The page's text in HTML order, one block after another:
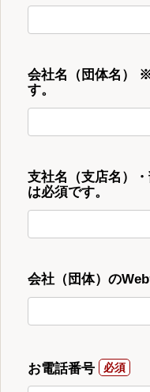
会社名（団体名）
す。
支社名（支店名）
は必須です。
会社（団体）の
お電話番号